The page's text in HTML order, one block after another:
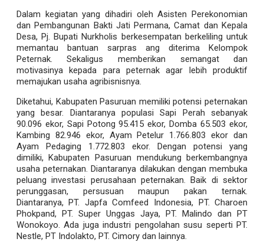
Dalam kegiatan yang dihadiri oleh Asisten Perekonomian
dan Pembangunan Bakti Jati Permana, Camat dan Kepala
Desa, Pj. Bupati Nurkholis berkesempatan berkeliling untuk
memantau bantuan sarpras ang diterima Kelompok
Peternak. Sekaligus memberikan semangat dan
motivasinya kepada para peternak agar lebih produktif
memajukan usaha agribisnisnya.
Diketahui, Kabupaten Pasuruan memiliki potensi peternakan
yang besar. Diantaranya populasi Sapi Perah sebanyak
90.096 ekor, Sapi Potong 95.415 ekor, Domba 65.503 ekor,
Kambing 82.946 ekor, Ayam Petelur 1.766.803 ekor dan
Ayam Pedaging 1.772.803 ekor. Dengan potensi yang
dimiliki, Kabupaten Pasuruan mendukung berkembangnya
usaha peternakan. Diantaranya dilakukan dengan membuka
peluang investasi perusahaan peternakan. Baik di sektor
perunggasan, persusuan maupun pakan ternak.
Diantaranya, PT. Japfa Comfeed Indonesia, PT. Charoen
Phokpand, PT. Super Unggas Jaya, PT. Malindo dan PT
Wonokoyo. Ada juga industri pengolahan susu seperti PT.
Nestle, PT Indolakto, PT. Cimory dan lainnya.